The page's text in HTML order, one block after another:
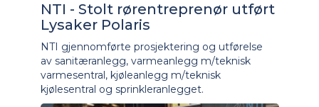
NTI - Stolt rørentreprenør utført
Lysaker Polaris
NTI gjennomførte prosjektering og utførelse
av sanitæranlegg, varmeanlegg m/teknisk
varmesentral, kjøleanlegg m/teknisk
kjølesentral og sprinkleranlegget.